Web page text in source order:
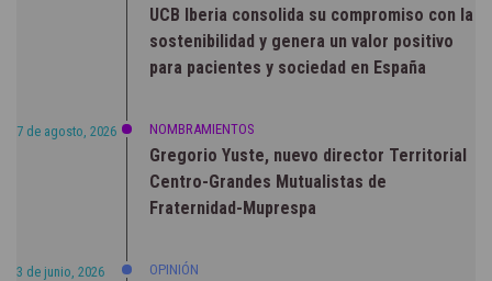
UCB Iberia consolida su compromiso con la
sostenibilidad y genera un valor positivo
para pacientes y sociedad en España
7 de agosto, 2026 NOMBRAMIENTOS
Gregorio Yuste, nuevo director Territorial
Centro-Grandes Mutualistas de
Fraternidad-Muprespa
3 de junio, 2026 OPINIÓN